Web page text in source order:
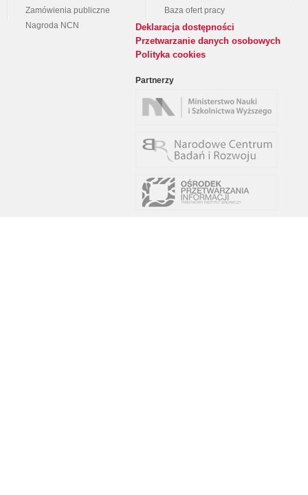
Zamówienia publiczne
Nagroda NCN
Baza ofert pracy
Deklaracja dostępności
Przetwarzanie danych osobowych
Polityka cookies
Partnerzy